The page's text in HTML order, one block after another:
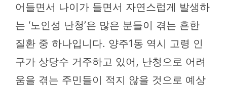
어들면서 나이가 들면서 자연스럽게 발생하
는 ‘노인성 난청’은 많은 분들이 겪는 흔한
질환 중 하나입니다. 양주1동 역시 고령 인
구가 상당수 거주하고 있어, 난청으로 어려
움을 겪는 주민들이 적지 않을 것으로 예상